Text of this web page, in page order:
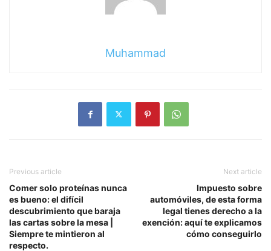
Muhammad
Previous article
Comer solo proteínas nunca
es bueno: el difícil
descubrimiento que baraja
las cartas sobre la mesa |
Siempre te mintieron al
respecto.
Next article
Impuesto sobre
automóviles, de esta forma
legal tienes derecho a la
exención: aquí te explicamos
cómo conseguirlo